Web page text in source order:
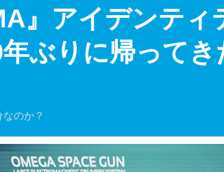
』アイデンテ
ぶりに帰って
のか？